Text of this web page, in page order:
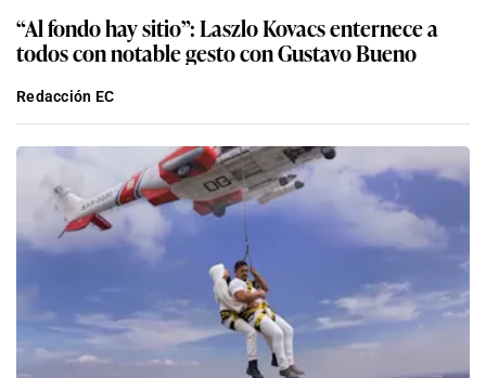
“Al fondo hay sitio”: Laszlo Kovacs enternece a
todos con notable gesto con Gustavo Bueno
Redacción EC